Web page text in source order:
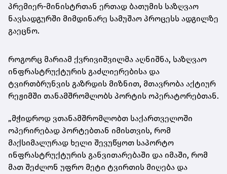
პრემიერ-მინისტრთან ერთად ბათუმის საზღვაო
ნავსადგურში მიმდინარე სამუშაო პროცესს ადგილზე
გაეცნო.
როგორც მარიამ ქვრივიშვილმა აღნიშნა, საზღვაო
ინფრასტრუქტურის გაძლიერებისა და
ტვირთბრუნვის გაზრდის მიზნით, მთავრობა აქტიურ
რეჟიმში თანამშრომლობს პორტის ოპერატორებთან.
„მჭიდროდ ვთანამშრომლობთ საქართველოში
ოპერირებად პორტებთან იმისთვის, რომ
მაქსიმალურად ხელი შევუწყოთ საპორტო
ინფრასტრუქტურის განვითარებაში და იმაში, რომ
მათ შეძლონ უფრო მეტი ტვირთის მიღება და